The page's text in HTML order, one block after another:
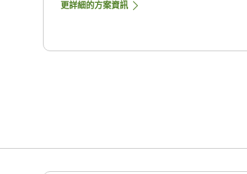
更詳細的方案資訊